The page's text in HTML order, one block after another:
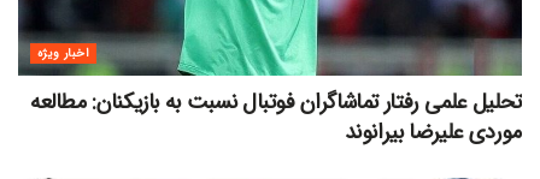
اخبار ویژه
تحلیل علمی رفتار تماشاگران فوتبال نسبت به بازیکنان: مطالعه
موردی علیرضا بیرانوند